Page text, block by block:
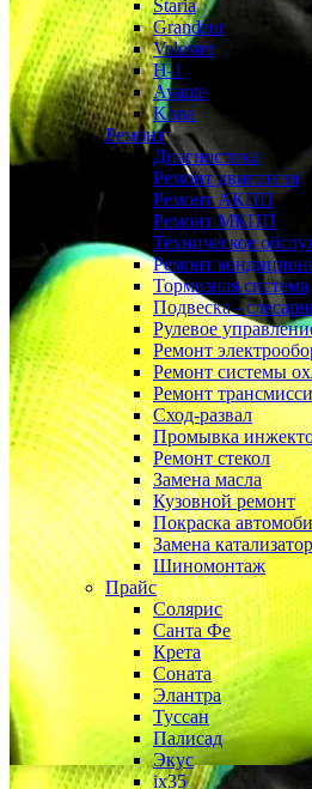
Staria
Grandeur
Veloster
H-1
Avante
Kona
Ремонт
Диагностика
Ремонт двигателя
Ремонт АКПП
Ремонт МКПП
Техническое
Ремонт
Тормозная система
Подвеска -
Рулевое
Ремонт
Ремонт системы
Ремонт
Сход-развал
Промывка
Ремонт стекол
Замена масла
Кузовной ремонт
Покраска
Замена
Шиномонтаж
Прайс
Солярис
Санта Фе
Крета
Соната
Элантра
Туссан
Палисад
Экус
ix35